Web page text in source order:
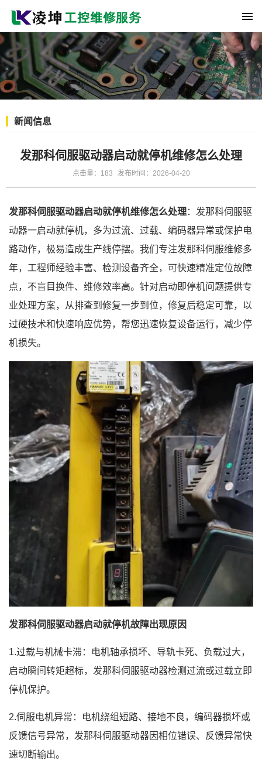
新闻信息
发那科伺服驱动器启动就停机维修怎么处理
点击量：183 发布时间：2026-04-20
发那科伺服驱动器启动就停机维修怎么处理：发那科伺服驱
动器一启动就停机，多为过流、过载、编码器异常或保护电
路动作，极易造成生产线停摆。我们专注发那科伺服维修多
年，工程师经验丰富、检测设备齐全，可快速精准定位故障
点，不盲目换件、维修效率高。针对启动即停机问题提供专
业处理方案，从排查到修复一步到位，修复后稳定可靠，以
过硬技术和快速响应优势，帮您迅速恢复设备运行，减少停
机损失。
发那科伺服驱动器启动就停机故障出现原因
1.过载与机械卡滞：电机轴承损坏、导轨卡死、负载过大，
启动瞬间转矩超标，发那科伺服驱动器检测过流或过载立即
停机保护。
2.伺服电机异常：电机绕组短路、接地不良，编码器损坏或
反馈信号异常，发那科伺服驱动器因相位错误、反馈异常快
速切断输出。